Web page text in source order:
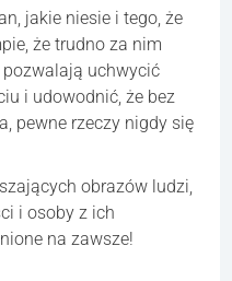
jakie niesie i tego, że
że trudno za nim
uchwycić
i udowodnić, że bez
pewne rzeczy nigdy się
obrazów ludzi,
i osoby z ich
na zawsze!